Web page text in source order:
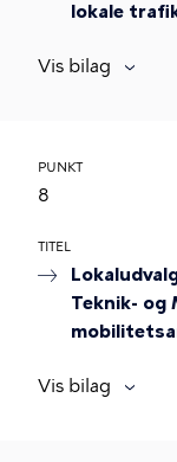
lokale
Vis bilag
PUNKT
8
TITEL
Teknik- og
Vis bilag